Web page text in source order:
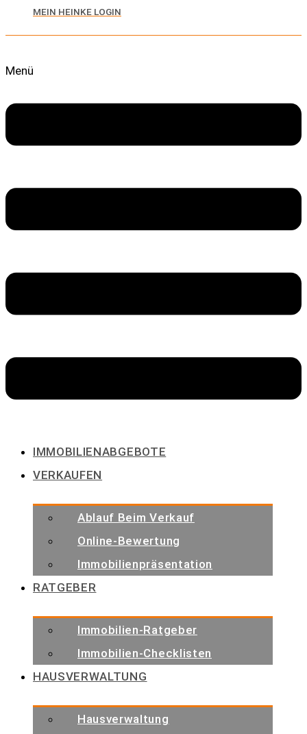
MEIN HEINKE LOGIN
Menü
IMMOBILIENABGEBOTE
VERKAUFEN
Ablauf Beim Verkauf
Online-Bewertung
Immobilienpräsentation
RATGEBER
Immobilien-Ratgeber
Immobilien-Checklisten
HAUSVERWALTUNG
Hausverwaltung